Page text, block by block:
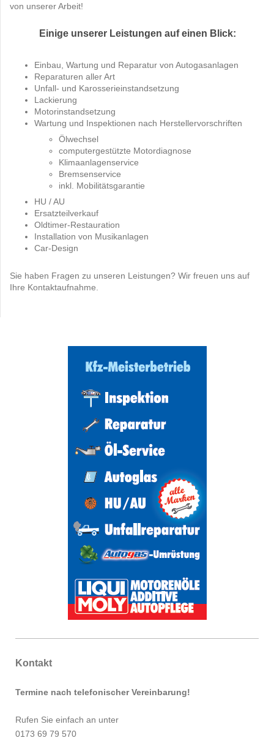
von unserer Arbeit!
Einige unserer Leistungen auf einen Blick:
Einbau, Wartung und Reparatur von Autogasanlagen
Reparaturen aller Art
Unfall- und Karosserieinstandsetzung
Lackierung
Motorinstandsetzung
Wartung und Inspektionen nach Herstellervorschriften
Ölwechsel
computergestützte Motordiagnose
Klimaanlagenservice
Bremsenservice
inkl. Mobilitätsgarantie
HU / AU
Ersatzteilverkauf
Oldtimer-Restauration
Installation von Musikanlagen
Car-Design
Sie haben Fragen zu unseren Leistungen? Wir freuen uns auf
Ihre Kontaktaufnahme.
Kontakt
Termine nach telefonischer Vereinbarung!
Rufen Sie einfach an unter
0173 69 79 570